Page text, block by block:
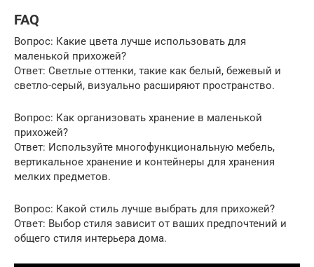
FAQ
Вопрос: Какие цвета лучше использовать для
маленькой прихожей?
Ответ: Светлые оттенки, такие как белый, бежевый и
светло-серый, визуально расширяют пространство.
Вопрос: Как организовать хранение в маленькой
прихожей?
Ответ: Используйте многофункциональную мебель,
вертикальное хранение и контейнеры для хранения
мелких предметов.
Вопрос: Какой стиль лучше выбрать для прихожей?
Ответ: Выбор стиля зависит от ваших предпочтений и
общего стиля интерьера дома.